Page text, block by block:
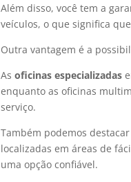
Além disso, você tem a
veículos, o que significa
Outra vantagem é a
Asoficinas especializadas
enquanto as oficinas
serviço.
Também podemos
localizadas em áreas de
uma opção confiável.